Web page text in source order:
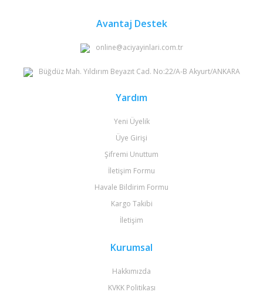
Avantaj Destek
online@aciyayinlari.com.tr
Büğdüz Mah. Yıldırım Beyazıt Cad. No:22/A-B Akyurt/ANKARA
Yardım
Yeni Üyelik
Üye Girişi
Şifremi Unuttum
İletişim Formu
Havale Bildirim Formu
Kargo Takibi
İletişim
Kurumsal
Hakkımızda
KVKK Politikası